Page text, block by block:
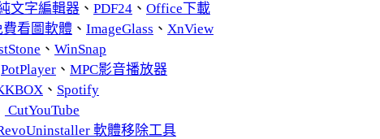
文字編輯器、 PDF24、 Office下載
看圖軟體、 ImageGlass 、 XnView
、 WinSnap
PotPlayer、 MPC影音播放器
、 Spotify
CutYouTube
軟體移除工具